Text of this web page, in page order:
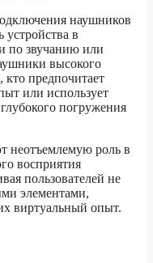
наушников
устройства в
по звучанию или
высокого
кто предпочитает
или использует
погружения
неотъемлемую роль в
восприятия
пользователей не
элементами,
виртуальный опыт.